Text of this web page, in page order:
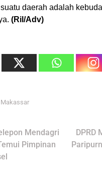
daerah adalah
(Ril/Adv)
Makassar
Mendagri
Pimpinan
DPRD